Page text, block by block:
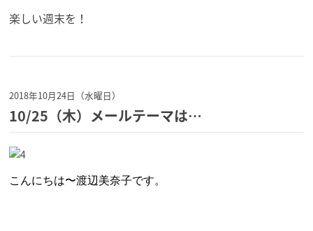
楽しい週末を！
2018年10月24日（水曜日）
10/25（木）メールテーマは…
こんにちは〜渡辺美奈子です。